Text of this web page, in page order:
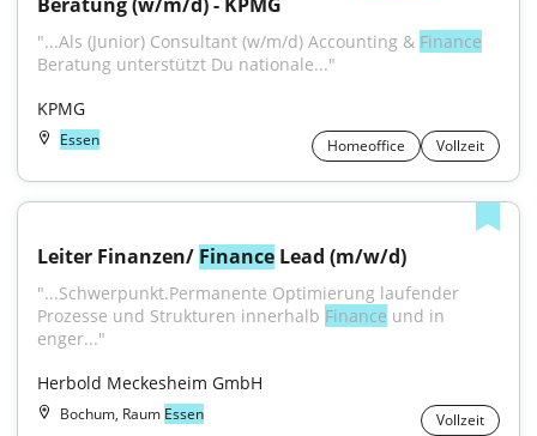
"...Als (Junior) Consultant (w/m/d) Accounting & Finance
Beratung unterstützt Du nationale..."
KPMG
Essen Homeoffice Vollzeit
Leiter Finanzen/ Finance Lead (m/w/d)
"...Schwerpunkt.Permanente Optimierung laufender
Prozesse und Strukturen innerhalb Finance und in
enger..."
Herbold Meckesheim GmbH
Bochum, Raum Essen Vollzeit